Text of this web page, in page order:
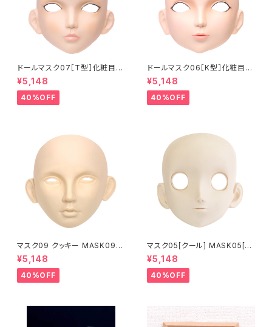
ドールマスク07［T型］化粧目穴
処理済 MASK07 [DOLL T] O
pening eye hole and make
up
¥5,148
40%OFF
ドールマスク06［K型］化粧目穴
処理 MASK06 [DOLL K] Op
ening eye hole and make
up
¥5,148
40%OFF
マスク09 クッキー MASK09
“COOKIE”
¥5,148
40%OFF
マスク05[クール] MASK05[C
OOL]
¥5,148
40%OFF